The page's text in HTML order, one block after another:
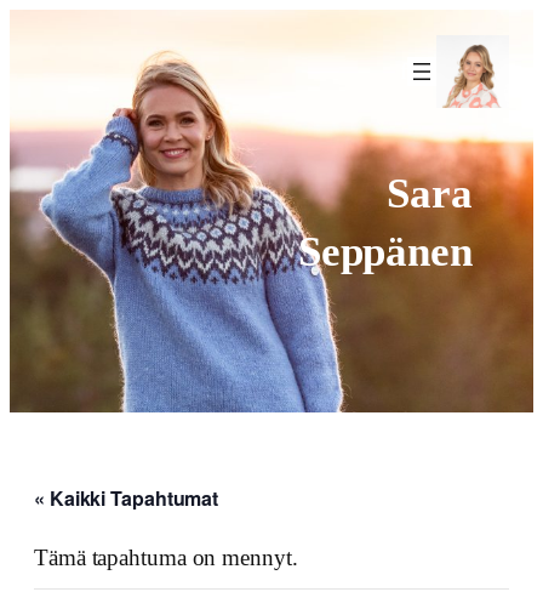
Sara
Seppänen
« Kaikki Tapahtumat
Tämä tapahtuma on mennyt.